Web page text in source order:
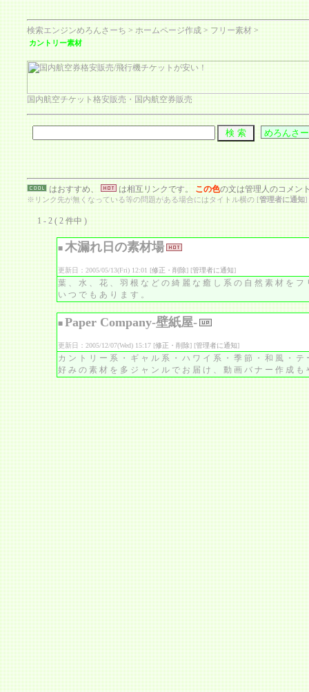
検索エンジンめろんさーち>ホームページ作成>フリー素材>
カントリー素材
国内航空チケット格安販売・国内航空券販売
はおすすめ、 は相互リンクです。この色の文は管理人のコメン
※リンク先が無くなっている等の問題がある場合にはタイトル横の [管理者に通知]
1 - 2 ( 2 件中 )
■ 木漏れ日の素材場
更新日：2005/05/13(Fri) 12:01 [修正・削除] [管理者に通知]
葉、水、花、羽根などの綺麗な癒し系の自然素材を
いつでもあります。
■ Paper Company-壁紙屋-
更新日：2005/12/07(Wed) 15:17 [修正・削除] [管理者に通知]
カントリー系・ギャル系・ハワイ系・季節・和風・
好みの素材を多ジャンルでお届け、動画バナー作成